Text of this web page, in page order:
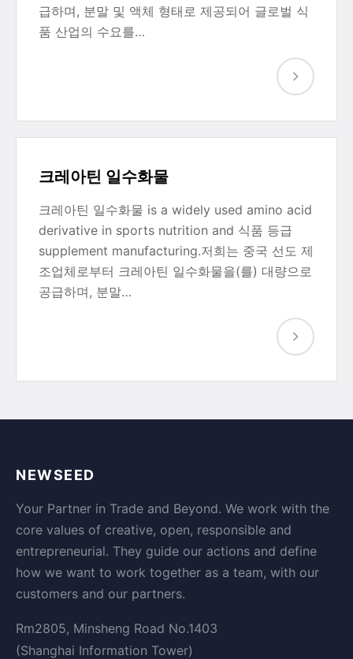
급하며, 분말 및 액체 형태로 제공되어 글로벌 식
품 산업의 수요를…
크레아틴 일수화물
크레아틴 일수화물 is a widely used amino acid
derivative in sports nutrition and 식품 등급
supplement manufacturing.저희는 중국 선도 제
조업체로부터 크레아틴 일수화물을(를) 대량으로
공급하며, 분말…
NEWSEED
Your Partner in Trade and Beyond. We work with the
core values of creative, open, responsible and
entrepreneurial. They guide our actions and define
how we want to work together as a team, with our
customers and our partners.
Rm2805, Minsheng Road No.1403
(Shanghai Information Tower)